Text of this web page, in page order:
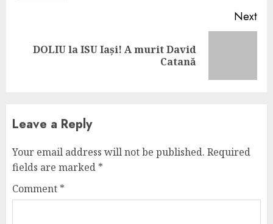
Next
NextDOLIU la ISU Iași! A murit David
Catană
Leave a Reply
Your email address will not be published. Required
fields are marked *
Comment *